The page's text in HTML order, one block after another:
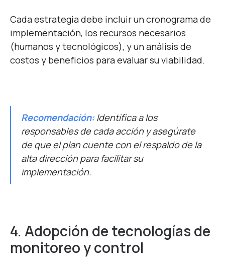
Cada estrategia debe incluir un cronograma de
implementación, los recursos necesarios
(humanos y tecnológicos), y un análisis de
costos y beneficios para evaluar su viabilidad.
Recomendación: Identifica a los
responsables de cada acción y asegúrate
de que el plan cuente con el respaldo de la
alta dirección para facilitar su
implementación.
4. Adopción de tecnologías de
monitoreo y control